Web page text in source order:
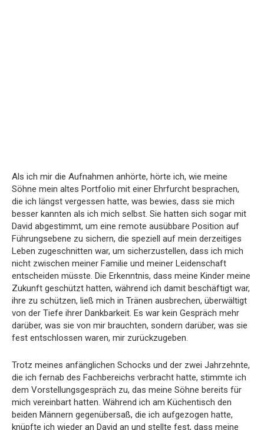
Als ich mir die Aufnahmen anhörte, hörte ich, wie meine
Söhne mein altes Portfolio mit einer Ehrfurcht besprachen,
die ich längst vergessen hatte, was bewies, dass sie mich
besser kannten als ich mich selbst. Sie hatten sich sogar mit
David abgestimmt, um eine remote ausübbare Position auf
Führungsebene zu sichern, die speziell auf mein derzeitiges
Leben zugeschnitten war, um sicherzustellen, dass ich mich
nicht zwischen meiner Familie und meiner Leidenschaft
entscheiden müsste. Die Erkenntnis, dass meine Kinder meine
Zukunft geschützt hatten, während ich damit beschäftigt war,
ihre zu schützen, ließ mich in Tränen ausbrechen, überwältigt
von der Tiefe ihrer Dankbarkeit. Es war kein Gespräch mehr
darüber, was sie von mir brauchten, sondern darüber, was sie
fest entschlossen waren, mir zurückzugeben.
Trotz meines anfänglichen Schocks und der zwei Jahrzehnte,
die ich fernab des Fachbereichs verbracht hatte, stimmte ich
dem Vorstellungsgespräch zu, das meine Söhne bereits für
mich vereinbart hatten. Während ich am Küchentisch den
beiden Männern gegenübersaß, die ich aufgezogen hatte,
knüpfte ich wieder an David an und stellte fest, dass meine